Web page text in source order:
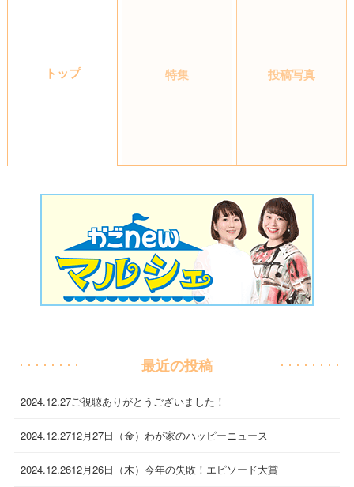
トップ 特集 投稿写真
最近の投稿
2024.12.27ご視聴ありがとうございました！
2024.12.2712月27日（金）わが家のハッピーニュース
2024.12.2612月26日（木）今年の失敗！エピソード大賞